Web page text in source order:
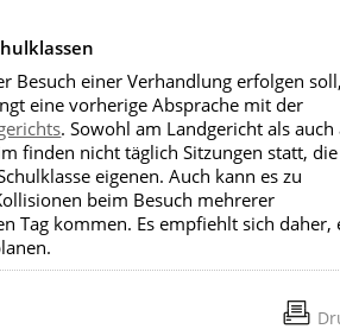
Besuch einer Verhandlung erfolgen
eine vorherige Absprache mit der
. Sowohl am Landgericht als auch
finden nicht täglich Sitzungen statt,
eigenen. Auch kann es zu
beim Besuch mehrerer
Tag kommen. Es empfiehlt sich daher,